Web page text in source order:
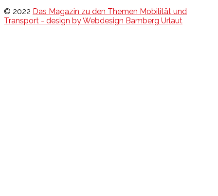
© 2022 Das Magazin zu den Themen Mobilität und
Transport - design by Webdesign Bamberg Urlaut